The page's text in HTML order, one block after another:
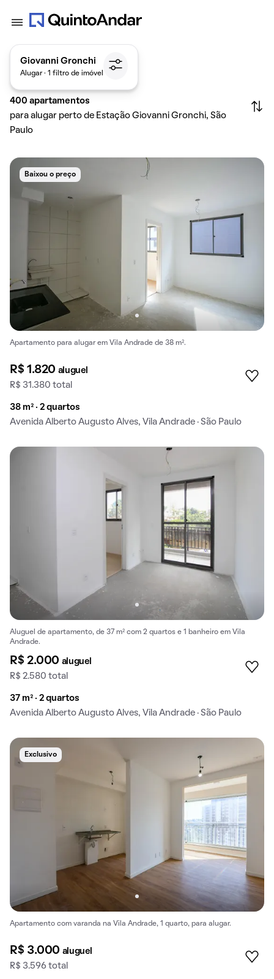
Giovanni Gronchi
Alugar · 1 filtro de imóvel
400 apartamentos
para alugar perto de Estação Giovanni Gronchi, São
Paulo
Baixou o preço
Apartamento para alugar em Vila Andrade de 38 m².
R$ 1.820 aluguel
R$ 31.380 total
38 m² · 2 quartos
Avenida Alberto Augusto Alves, Vila Andrade · São Paulo
Aluguel de apartamento, de 37 m² com 2 quartos e 1 banheiro em Vila
Andrade.
R$ 2.000 aluguel
R$ 2.580 total
37 m² · 2 quartos
Avenida Alberto Augusto Alves, Vila Andrade · São Paulo
Exclusivo
Apartamento com varanda na Vila Andrade, 1 quarto, para alugar.
R$ 3.000 aluguel
R$ 3.596 total